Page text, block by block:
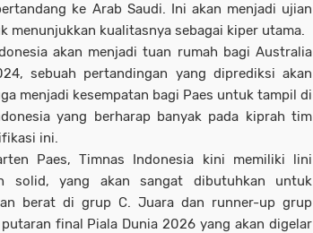
ke Arab Saudi. Ini akan menjadi ujian
menunjukkan kualitasnya sebagai kiper utama.
akan menjadi tuan rumah bagi Australia
sebuah pertandingan yang diprediksi akan
menjadi kesempatan bagi Paes untuk tampil di
yang berharap banyak pada kiprah tim
ini.
Paes, Timnas Indonesia kini memiliki lini
solid, yang akan sangat dibutuhkan untuk
berat di grup C. Juara dan runner-up grup
final Piala Dunia 2026 yang akan digelar